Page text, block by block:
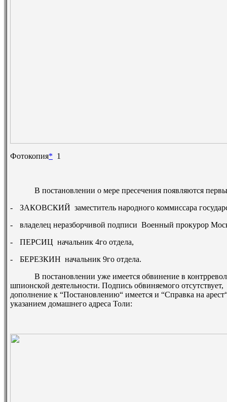
Фотокопия* 1
В постановлении о мере пресечения появляются
-
ЗАКОВСКИЙ ­ заместитель народного коммиссара
-
владелец неразборчивой подписи ­ Военный прокурор
-
ПЕРСИЦ ­ начальник 4­го отдела,
-
БЕРЕЗКИН ­ начальник 9­го отдела.
В постановлении уже имеется обвинение в
шпионской деятельности. Подпись обвиняемого
дополнение к “Постановлению“ имеется и “Справка на
указанием домашнего адреса Толи: